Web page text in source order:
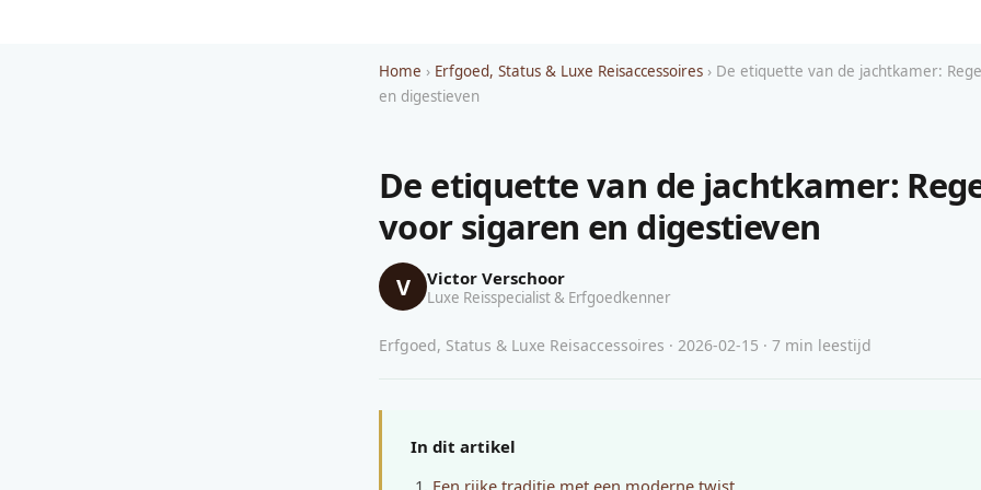
Home › Erfgoed, Status & Luxe Reisaccessoires › De etiquette van de jachtkamer:
en digestieven
De etiquette van de jachtkamer:
voor sigaren en digestieven
V Victor Verschoor
Luxe Reisspecialist & Erfgoedkenner
Erfgoed, Status & Luxe Reisaccessoires · 2026-02-15 · 7 min leestijd
In dit artikel
Een rijke traditie met een moderne twist